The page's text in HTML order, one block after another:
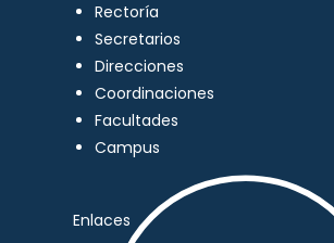
Rectoría
Secretarios
Direcciones
Coordinaciones
Facultades
Campus
Enlaces